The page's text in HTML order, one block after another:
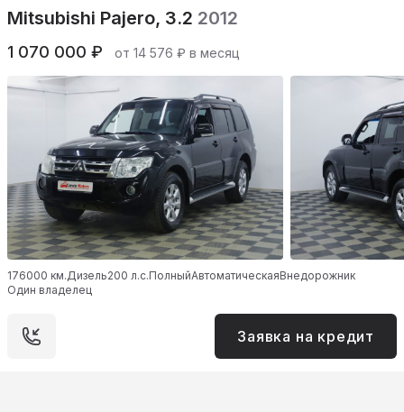
Mitsubishi Pajero, 3.2 2012
1 070 000 ₽ от 14 576 ₽ в месяц
176000 км. Дизель200 л.с.ПолныйАвтоматическаяВнедорожник
Один владелец
Заявка на кредит